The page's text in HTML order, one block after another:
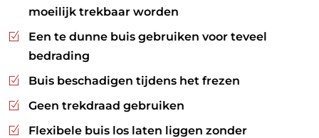
moeilijk trekbaar worden
Een te dunne buis gebruiken voor teveel
bedrading
Buis beschadigen tijdens het frezen
Geen trekdraad gebruiken
Flexibele buis los laten liggen zonder